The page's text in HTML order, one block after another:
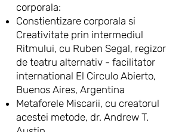
corporala:
Constientizare corporala si
Creativitate prin intermediul
Ritmului, cu Ruben Segal, regizor
de teatru alternativ - facilitator
international El Circulo Abierto,
Buenos Aires, Argentina
Metaforele Miscarii, cu creatorul
acestei metode, dr. Andrew T.